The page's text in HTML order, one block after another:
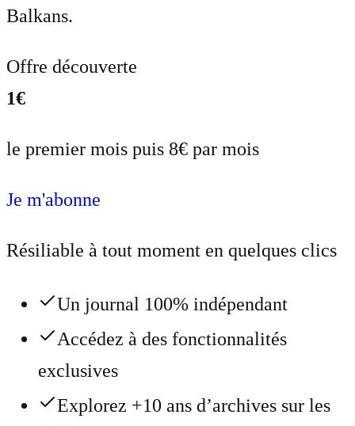
Balkans.
Offre découverte
1€
le premier mois puis 8€ par mois
Je m'abonne
Résiliable à tout moment en quelques clics
Un journal 100% indépendant
Accédez à des fonctionnalités
exclusives
Explorez +10 ans d’archives sur les